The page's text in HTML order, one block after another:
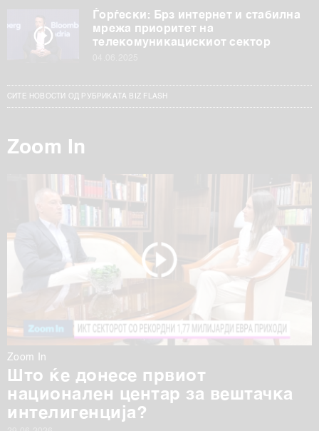
Ѓорѓески: Брз интернет и стабилна
мрежа приоритет на
телекомуникацискиот сектор
СИТЕ НОВОСТИ ОД РУБРИКАТА BIZ FLASH
Zoom In
Zoom In
Што ќе донесе првиот
национален центар за вештачка
интелигенција?